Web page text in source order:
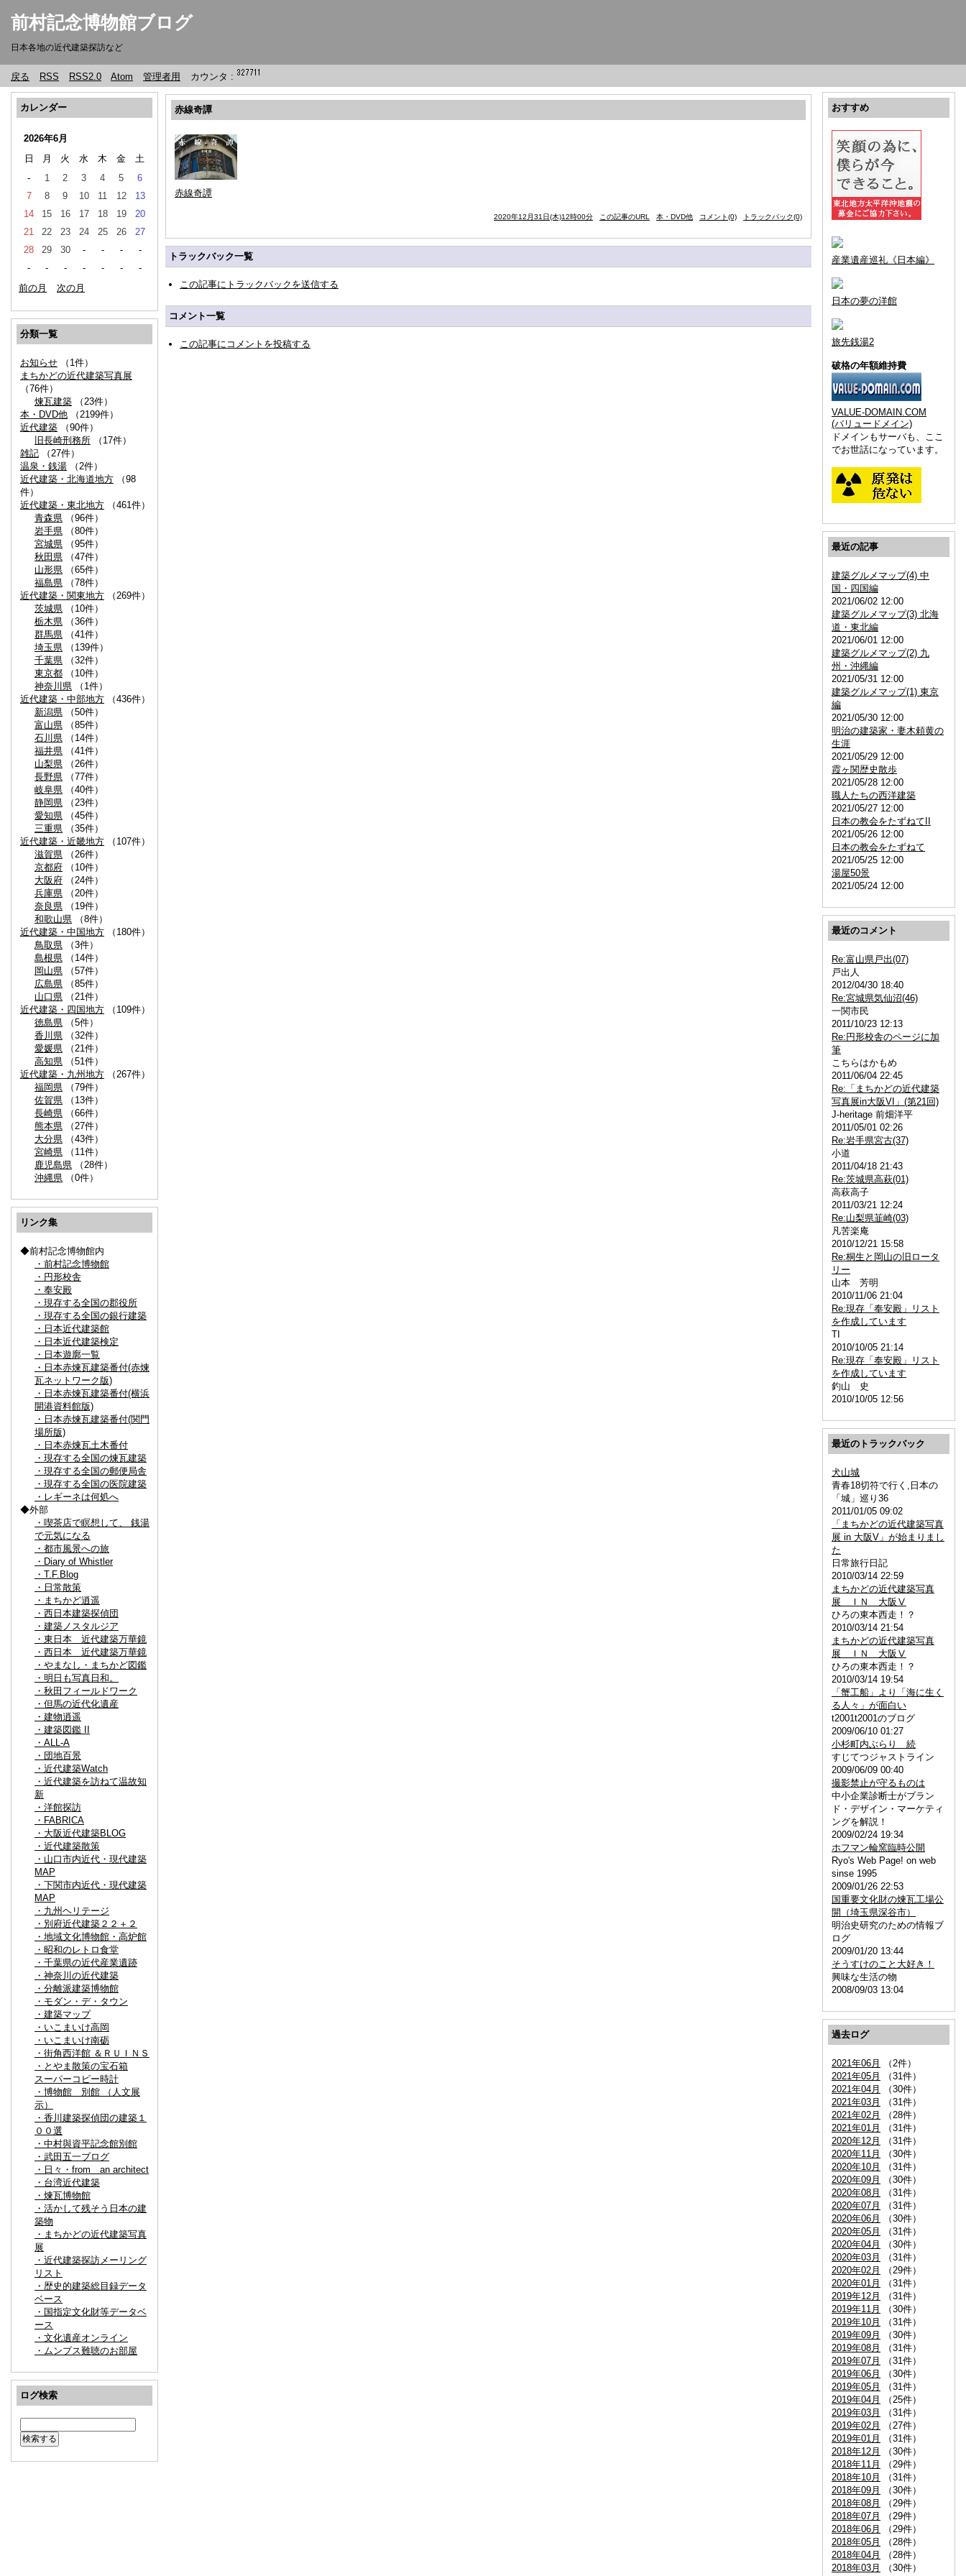
前村記念博物館ブログ
日本各地の近代建築探訪など
戻る RSS RSS2.0 Atom 管理者用 カウンタ :
カレンダー
2026年6月
日
月 火 水 木 金
土
-
1 2 3 4 5
6
7
8 9 10 11 12
13
14
15 16 17 18 19
20
21
22 23 24 25 26
27
28
29 30 - - -
-
-
- - - - -
-
前の月
次の月
分類一覧
お知らせ （1件）
まちかどの近代建築写真展
（76件）
煉瓦建築 （23件）
本・DVD他 （2199件）
近代建築 （90件）
旧長崎刑務所 （17件）
雑記 （27件）
温泉・銭湯 （2件）
近代建築・北海道地方 （98
件）
近代建築・東北地方 （461件）
青森県 （96件）
岩手県 （80件）
宮城県 （95件）
秋田県 （47件）
山形県 （65件）
福島県 （78件）
近代建築・関東地方 （269件）
茨城県 （10件）
栃木県 （36件）
群馬県 （41件）
埼玉県 （139件）
千葉県 （32件）
東京都 （10件）
神奈川県 （1件）
近代建築・中部地方 （436件）
新潟県 （50件）
富山県 （85件）
石川県 （14件）
福井県 （41件）
山梨県 （26件）
長野県 （77件）
岐阜県 （40件）
静岡県 （23件）
愛知県 （45件）
三重県 （35件）
近代建築・近畿地方 （107件）
滋賀県 （26件）
京都府 （10件）
大阪府 （24件）
兵庫県 （20件）
奈良県 （19件）
和歌山県 （8件）
近代建築・中国地方 （180件）
鳥取県 （3件）
島根県 （14件）
岡山県 （57件）
広島県 （85件）
山口県 （21件）
近代建築・四国地方 （109件）
徳島県 （5件）
香川県 （32件）
愛媛県 （21件）
高知県 （51件）
近代建築・九州地方 （267件）
福岡県 （79件）
佐賀県 （13件）
長崎県 （66件）
熊本県 （27件）
大分県 （43件）
宮崎県 （11件）
鹿児島県 （28件）
沖縄県 （0件）
リンク集
◆前村記念博物館内
・前村記念博物館
・円形校舎
・奉安殿
・現存する全国の郡役所
・現存する全国の銀行建築
・日本近代建築館
・日本近代建築検定
・日本遊廓一覧
・日本赤煉瓦建築番付(赤煉
瓦ネットワーク版)
・日本赤煉瓦建築番付(横浜
開港資料館版)
・日本赤煉瓦建築番付(関門
場所版)
・日本赤煉瓦土木番付
・現存する全国の煉瓦建築
・現存する全国の郵便局舎
・現存する全国の医院建築
・レギーネは何処へ
◆外部
・喫茶店で瞑想して、 銭湯
で元気になる
・都市風景への旅
・Diary of Whistler
・T.F.Blog
・日常散策
・まちかど逍遥
・西日本建築探偵団
・建築ノスタルジア
・東日本 近代建築万華鏡
・西日本 近代建築万華鏡
・やまなし・まちかど図鑑
・明日も写真日和。
・秋田フィールドワーク
・但馬の近代化遺産
・建物逍遥
・建築図鑑 II
・ALL-A
・団地百景
・近代建築Watch
・近代建築を訪ねて温故知
新
・洋館探訪
・FABRICA
・大阪近代建築BLOG
・近代建築散策
・山口市内近代・現代建築
MAP
・下関市内近代・現代建築
MAP
・九州ヘリテージ
・別府近代建築２２＋２
・地域文化博物館・高炉館
・昭和のレトロ食堂
・千葉県の近代産業遺跡
・神奈川の近代建築
・分離派建築博物館
・モダン・デ・タウン
・建築マップ
・いこまいけ高岡
・いこまいけ南砺
・街角西洋館 ＆ＲＵＩＮＳ
・とやま散策の宝石箱
スーパーコピー時計
・博物館 別館 （人文展
示）
・香川建築探偵団の建築１
００選
・中村與資平記念館別館
・武田五一ブログ
・日々・from an architect
・台湾近代建築
・煉瓦博物館
・活かして残そう日本の建
築物
・まちかどの近代建築写真
展
・近代建築探訪メーリング
リスト
・歴史的建築総目録データ
ベース
・国指定文化財等データベ
ース
・文化遺産オンライン
・ムンプス難聴のお部屋
ログ検索
おすすめ
産業遺産巡礼《日本編》
日本の夢の洋館
旅先銭湯2
破格の年額維持費
VALUE-DOMAIN.COM
(バリュードメイン)
ドメインもサーバも、ここ
でお世話になっています。
最近の記事
建築グルメマップ(4) 中
国・四国編
2021/06/02 12:00
建築グルメマップ(3) 北海
道・東北編
2021/06/01 12:00
建築グルメマップ(2) 九
州・沖縄編
2021/05/31 12:00
建築グルメマップ(1) 東京
編
2021/05/30 12:00
明治の建築家・妻木頼黄の
生涯
2021/05/29 12:00
霞ヶ関歴史散歩
2021/05/28 12:00
職人たちの西洋建築
2021/05/27 12:00
日本の教会をたずねてII
2021/05/26 12:00
日本の教会をたずねて
2021/05/25 12:00
湯屋50景
2021/05/24 12:00
最近のコメント
Re:富山県戸出(07)
戸出人
2012/04/30 18:40
Re:宮城県気仙沼(46)
一関市民
2011/10/23 12:13
Re:円形校舎のページに加
筆
こちらはかもめ
2011/06/04 22:45
Re:「まちかどの近代建築
写真展in大阪VI」(第21回)
J-heritage 前畑洋平
2011/05/01 02:26
Re:岩手県宮古(37)
小道
2011/04/18 21:43
Re:茨城県高萩(01)
高萩高子
2011/03/21 12:24
Re:山梨県韮崎(03)
凡苦楽庵
2010/12/21 15:58
Re:桐生と岡山の旧ロータ
リー
山本 芳明
2010/11/06 21:04
Re:現存「奉安殿」リスト
を作成しています
TI
2010/10/05 21:14
Re:現存「奉安殿」リスト
を作成しています
釣山 史
2010/10/05 12:56
最近のトラックバック
犬山城
青春18切符で行く,日本の
「城」巡り36
2011/01/05 09:02
「まちかどの近代建築写真
展 in 大阪V」が始まりまし
た
日常旅行日記
2010/03/14 22:59
まちかどの近代建築写真
展 ＩＮ 大阪Ⅴ
ひろの東本西走！？
2010/03/14 21:54
まちかどの近代建築写真
展 ＩＮ 大阪Ⅴ
ひろの東本西走！？
2010/03/14 19:54
「蟹工船」より「海に生く
る人々」が面白い
t2001t2001のブログ
2009/06/10 01:27
小杉町内ぶらり 続
すじてつジャストライン
2009/06/09 00:40
撮影禁止が守るものは
中小企業診断士がブラン
ド・デザイン・マーケティ
ングを解説！
2009/02/24 19:34
ホフマン輪窯臨時公開
Ryo's Web Page! on web
sinse 1995
2009/01/26 22:53
国重要文化財の煉瓦工場公
開（埼玉県深谷市）
明治史研究のための情報ブ
ログ
2009/01/20 13:44
そうすけのこと大好き！
興味な生活の物
2008/09/03 13:04
過去ログ
2021年06月
（2件）
2021年05月
（31件）
2021年04月
（30件）
2021年03月
（31件）
2021年02月
（28件）
2021年01月
（31件）
2020年12月
（31件）
2020年11月
（30件）
2020年10月
（31件）
2020年09月
（30件）
2020年08月
（31件）
2020年07月
（31件）
2020年06月
（30件）
2020年05月
（31件）
2020年04月
（30件）
2020年03月
（31件）
2020年02月
（29件）
2020年01月
（31件）
2019年12月
（31件）
2019年11月
（30件）
2019年10月
（31件）
2019年09月
（30件）
2019年08月
（31件）
2019年07月
（31件）
2019年06月
（30件）
2019年05月
（31件）
2019年04月
（25件）
2019年03月
（31件）
2019年02月
（27件）
2019年01月
（31件）
2018年12月
（30件）
2018年11月
（29件）
2018年10月
（31件）
2018年09月
（30件）
2018年08月
（29件）
2018年07月
（29件）
2018年06月
（29件）
2018年05月
（28件）
2018年04月
（28件）
2018年03月
（30件）
赤線奇譚
赤線奇譚
2020年12月31日(木)12時00分 この記事のURL 本・DVD他 コメント(0) トラックバック(0)
トラックバック一覧
この記事にトラックバックを送信する
コメント一覧
この記事にコメントを投稿する